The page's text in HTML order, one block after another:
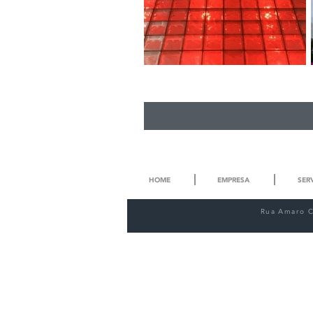
São Paulo / SP
HOME EMPRESA
Rua Amaro